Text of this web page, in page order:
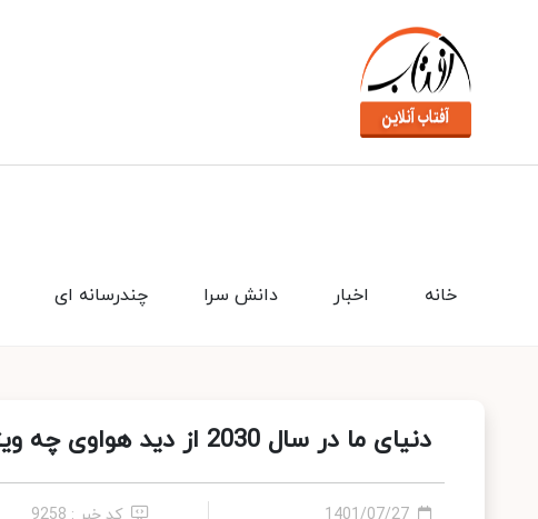
چندرسانه ای دانش سرا اخبار خانه
دنیای ما در سال 2030 از دید هواوی چه ویژگی هایی خواهد داشت؟